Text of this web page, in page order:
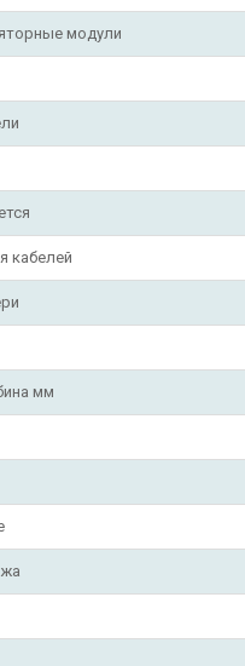
модули
кабелей
мм